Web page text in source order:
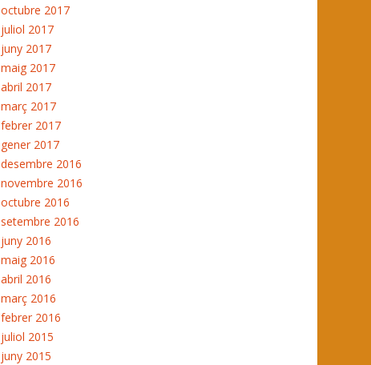
octubre 2017
juliol 2017
juny 2017
maig 2017
abril 2017
març 2017
febrer 2017
gener 2017
desembre 2016
novembre 2016
octubre 2016
setembre 2016
juny 2016
maig 2016
abril 2016
març 2016
febrer 2016
juliol 2015
juny 2015